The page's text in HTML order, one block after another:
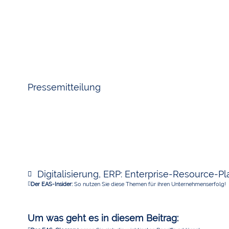
Pressemitteilung
Digitalisierung, ERP: Enterprise-Resource-
Der EAS-Insider:So nutzen Sie diese Themen für ihren Unternehmenserfolg!
Um was geht es in diesem Beitrag: